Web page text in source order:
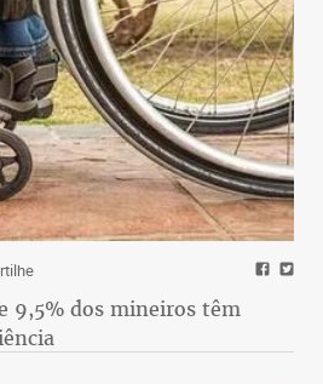
9,5% dos mineiros têm